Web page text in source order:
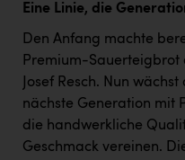
Dopgas
kontakt
Eine Linie, die
Den Anfang machte
Premium-Sauerteigbrot
Josef Resch. Nun
nächste Generation mit
die handwerkliche
Geschmack vereinen.